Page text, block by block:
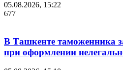
05.08.2026, 15:22
677
В Ташкенте таможенника
при оформлении